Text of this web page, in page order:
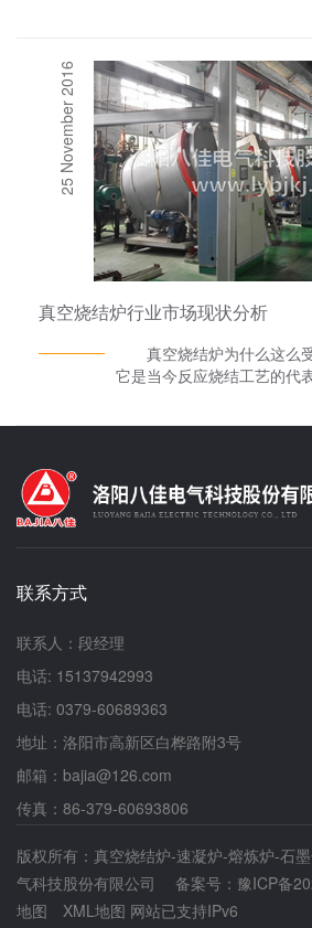
了材料在高温处理过程中免
产品的物理性能和化学稳定
供了可靠的解决方案。01 真
化的防线真空石墨煅烧炉通
从物理上阻隔了材料与氧气
10⁻³至10⁻⁵帕的真空度范围
的氧气和水分子，消除了石
条件。与传统惰性气体保护
提供了更彻底的防氧化效果
是微量的氧气也足以引发石
产物及时排出，维持炉内高
1800-2200℃的高温阶段，
内部的氢气、氮气、一氧化
制：从被动防护到主动干预
保压和气体置换三个阶段，
和碳原子重排。在高温煅烧
了产品的高质量。03 材料与
抗氧化的基础石墨材料本身
2300℃）与卤素气体（如氯
效去除石墨工件中的金属杂
形成碳化硅涂层是提升抗氧
化硅在高温下能形成致密的
能在高温下形成玻璃状保护
系数。这类涂料具备良好的
氧化性阈值到大的使用温度
度场均匀性控制：消除局部
25 November 2016
真空烧结炉行业市场现状分析
真空烧结炉为什么这么
它是当今反应烧结工艺的代
得它成为了陶瓷材料制造的*
显不出来真空烧结炉这种技
厂家派出技术人员前来排除
决问题，达到一般问题不用
效果。 真空烧结炉的个性
在了解了吧? 真空烧结炉|真
炉-洛阳八佳电气科技：
联系方式
联系人：段经理
电话: 15137942993
电话: 0379-60689363
地址：洛阳市高新区白桦路附3号
邮箱：bajia@126.com
传真：86-379-60693806
版权所有：真空烧结炉-速凝炉-熔炼炉-石
气科技股份有限公司 备案号： 豫ICP备
地图
XML地图 网站已支持IPv6